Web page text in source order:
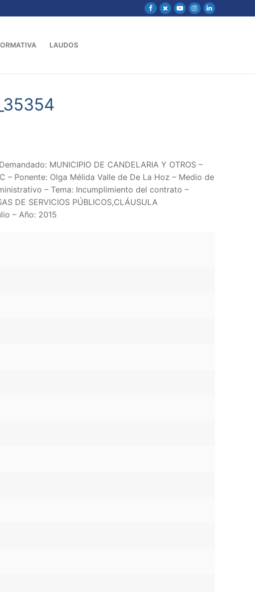
LAUDOS
MUNICIPIO DE CANDELARIA Y OTROS –
– Ponente: Olga Mélida Valle de De La Hoz – Medio de
– Tema: Incumplimiento del contrato –
DE SERVICIOS PÚBLICOS,CLÁUSULA
– Año: 2015